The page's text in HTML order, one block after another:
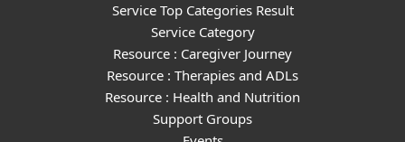
Service Top Categories Result
Service Category
Resource : Caregiver Journey
Resource : Therapies and ADLs
Resource : Health and Nutrition
Support Groups